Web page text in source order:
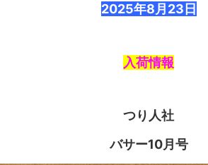
2025年8月23 日
入荷情報
つり人社
バサー10月号